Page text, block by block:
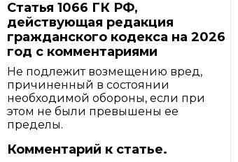
Статья 1066 ГК РФ,
действующая редакция
гражданского кодекса на 2026
год с комментариями
Не подлежит возмещению вред,
причиненный в состоянии
необходимой обороны, если при
этом не были превышены ее
пределы.
Комментарий к статье.